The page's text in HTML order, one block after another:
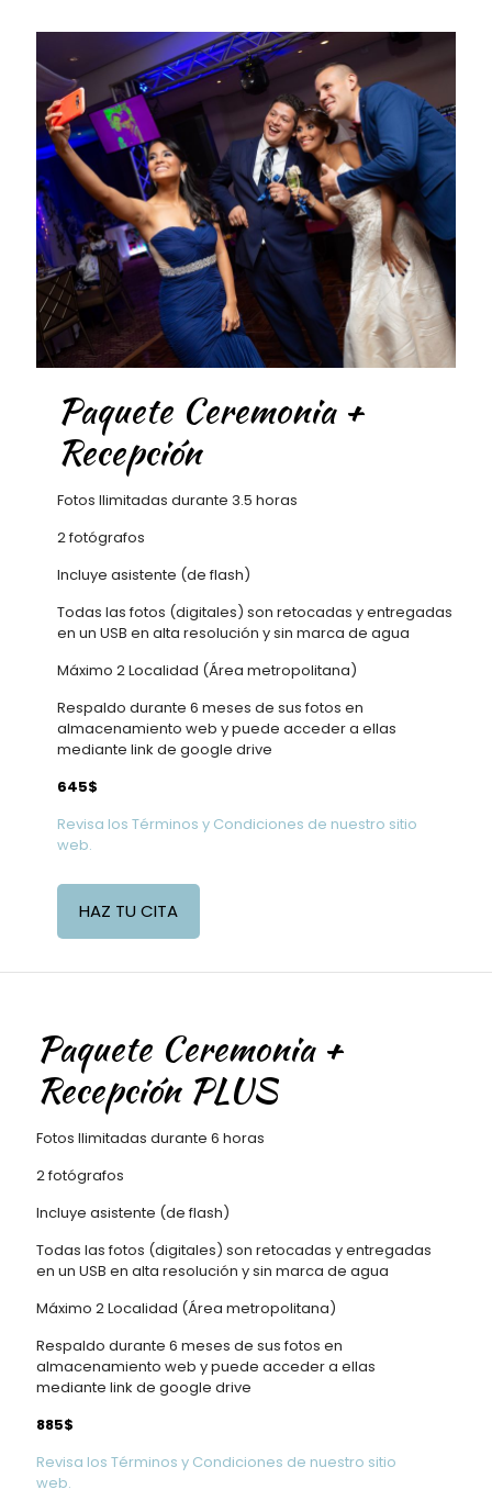
Paquete Ceremonia +
Recepción
Fotos Ilimitadas durante 3.5 horas
2 fotógrafos
Incluye asistente (de flash)
Todas las fotos (digitales) son retocadas y entregadas
en un USB en alta resolución y sin marca de agua
Máximo 2 Localidad (Área metropolitana)
Respaldo durante 6 meses de sus fotos en
almacenamiento web y puede acceder a ellas
mediante link de google drive
645$
Revisa los Términos y Condiciones de nuestro sitio
web.
HAZ TU CITA
Paquete Ceremonia +
Recepción PLUS
Fotos Ilimitadas durante 6 horas
2 fotógrafos
Incluye asistente (de flash)
Todas las fotos (digitales) son retocadas y entregadas
en un USB en alta resolución y sin marca de agua
Máximo 2 Localidad (Área metropolitana)
Respaldo durante 6 meses de sus fotos en
almacenamiento web y puede acceder a ellas
mediante link de google drive
885$
Revisa los Términos y Condiciones de nuestro sitio
web.